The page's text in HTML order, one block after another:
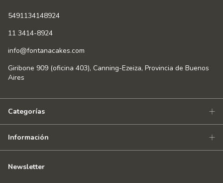
5491134148924
11 3414-8924
info@fontanacakes.com
Giribone 909 (oficina 403), Canning-Ezeiza, Provincia de Buenos
Aires
Categorías
Información
Newsletter